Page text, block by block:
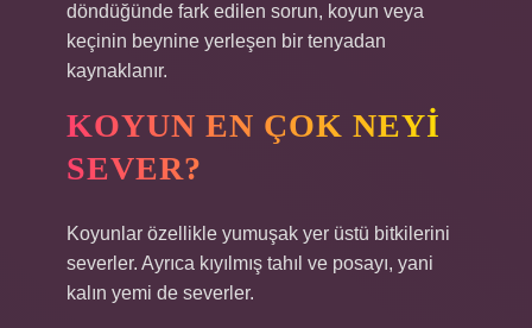
döndüğünde fark edilen sorun, koyun veya
keçinin beynine yerleşen bir tenyadan
kaynaklanır.
KOYUN EN ÇOK NEYI
SEVER?
Koyunlar özellikle yumuşak yer üstü bitkilerini
severler. Ayrıca kıyılmış tahıl ve posayı, yani
kalın yemi de severler.